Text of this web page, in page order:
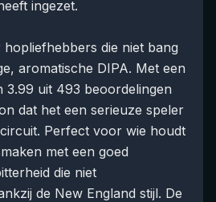
ingezet.
die niet bang
aromatische DIPA. Met een
3.99 uit 493 beoordelingen
dat het een serieuze speler
Perfect voor wie houdt
met een goed
die niet
de New England stijl. De